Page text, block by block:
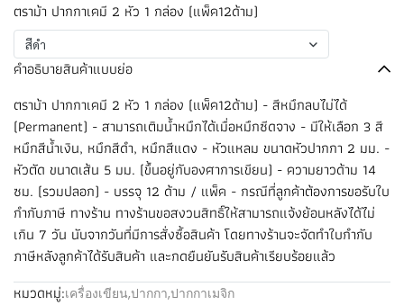
ตราม้า ปากกาเคมี 2 หัว 1 กล่อง (แพ็ค12ด้าม)
สีดำ
คำอธิบายสินค้าแบบย่อ
ตราม้า ปากกาเคมี 2 หัว 1 กล่อง (แพ็ค12ด้าม) - สีหมึกลบไม่ได้
(Permanent) - สามารถเติมน้ำหมึกได้เมื่อหมึกซีดจาง - มีให้เลือก 3 สี
หมึกสีน้ำเงิน, หมึกสีดำ, หมึกสีแดง - หัวแหลม ขนาดหัวปากกา 2 มม. -
หัวตัด ขนาดเส้น 5 มม. (ขึ้นอยู่กับองศาการเขียน) - ความยาวด้าม 14
ซม. (รวมปลอก) - บรรจุ 12 ด้าม / แพ็ค - กรณีที่ลูกค้าต้องการขอรับใบ
กำกับภาษี ทางร้าน ทางร้านขอสงวนสิทธิ์ให้สามารถแจ้งย้อนหลังได้ไม่
เกิน 7 วัน นับจากวันที่มีการสั่งซื้อสินค้า โดยทางร้านจะจัดทำใบกำกับ
ภาษีหลังลูกค้าได้รับสินค้า และกดยืนยันรับสินค้าเรียบร้อยแล้ว
หมวดหมู่:เครื่องเขียน,ปากกา,ปากกาเมจิก